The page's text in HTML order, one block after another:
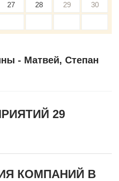
27 28 29 30
- Матвей, Степан
29
КОМПАНИЙ В